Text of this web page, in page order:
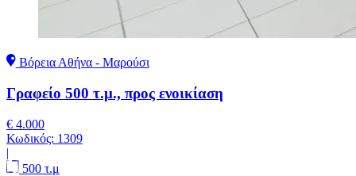
Βόρεια Αθήνα - Μαρούσι
Γραφείο 500 τ.μ., προς ενοικίαση
€ 4.000
Κωδικός: 1309
|
500 τ.μ